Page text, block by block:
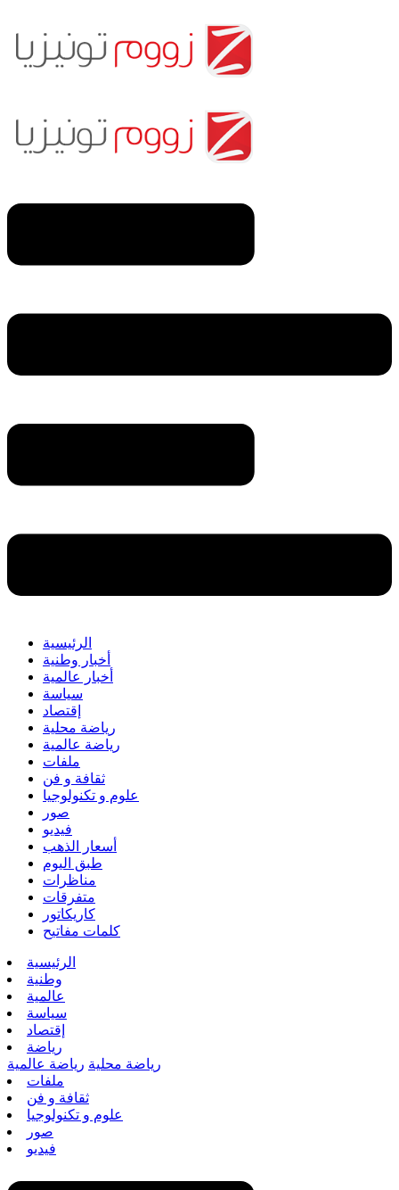
الرئيسية
أخبار وطنية
أخبار عالمية
سياسة
إقتصاد
رياضة محلية
رياضة عالمية
ملفات
ثقافة و فن
علوم و تكنولوجيا
صور
فيديو
أسعار الذهب
طبق اليوم
مناظرات
متفرقات
كاريكاتور
كلمات مفاتيح
الرئيسية
وطنية
عالمية
سياسة
إقتصاد
رياضة
رياضة محلية رياضة عالمية
ملفات
ثقافة و فن
علوم و تكنولوجيا
صور
فيديو